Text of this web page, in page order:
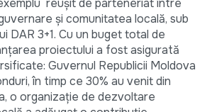
reușit de parteneriat între
și comunitatea locală, sub
DAR 3+1. Cu un buget total de
proiectului a fost asigurată
Guvernul Republicii Moldova
în timp ce 30% au venit din
o organizație de dezvoltare